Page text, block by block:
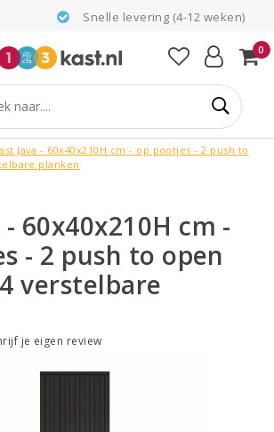
Snelle levering (4-12 weken)
0
Java - 60x40x210H cm - op pootjes - 2 push to
planken
- 60x40x210H cm -
- 2 push to open
verstelbare
je eigen review